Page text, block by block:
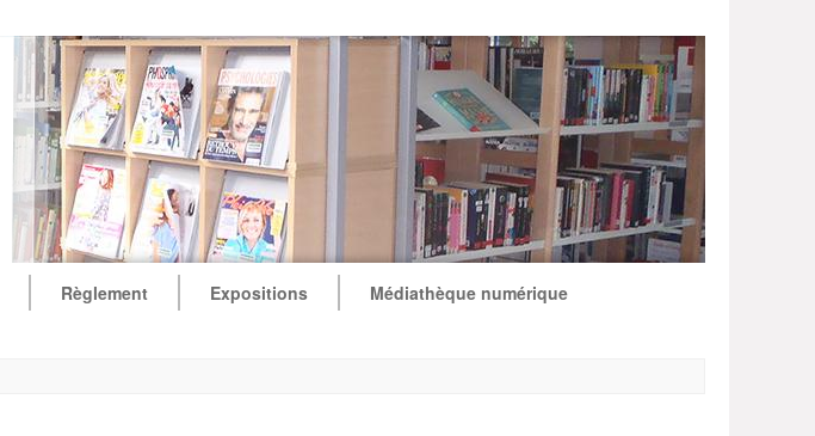
Règlement Expositions Médiathèque numérique